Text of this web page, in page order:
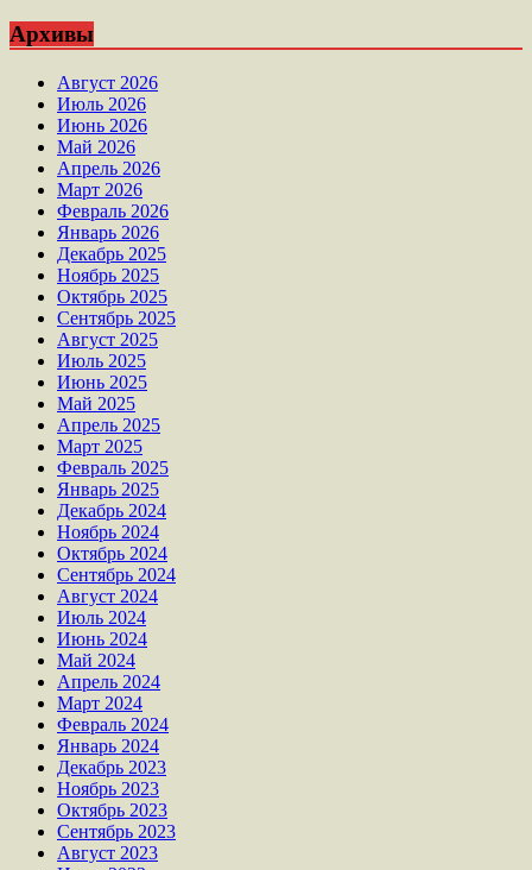
Архивы
Август 2026
Июль 2026
Июнь 2026
Май 2026
Апрель 2026
Март 2026
Февраль 2026
Январь 2026
Декабрь 2025
Ноябрь 2025
Октябрь 2025
Сентябрь 2025
Август 2025
Июль 2025
Июнь 2025
Май 2025
Апрель 2025
Март 2025
Февраль 2025
Январь 2025
Декабрь 2024
Ноябрь 2024
Октябрь 2024
Сентябрь 2024
Август 2024
Июль 2024
Июнь 2024
Май 2024
Апрель 2024
Март 2024
Февраль 2024
Январь 2024
Декабрь 2023
Ноябрь 2023
Октябрь 2023
Сентябрь 2023
Август 2023